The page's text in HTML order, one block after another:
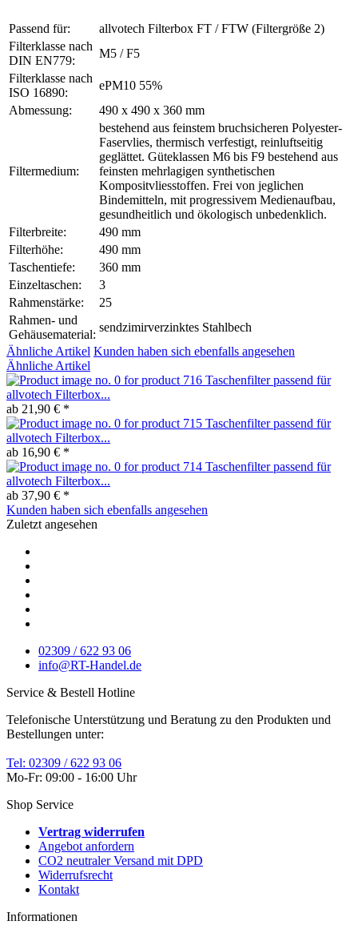
Passend für:
allvotech Filterbox FT / FTW (Filtergröße 2)
Filterklasse nach
DIN EN779:
M5 / F5
Filterklasse nach
ISO 16890:
ePM10 55%
Abmessung:
490 x 490 x 360 mm
Filtermedium:
bestehend aus feinstem bruchsicheren Polyester-
Faservlies, thermisch verfestigt, reinluftseitig
geglättet. Güteklassen M6 bis F9 bestehend aus
feinsten mehrlagigen synthetischen
Kompositvliesstoffen. Frei von jeglichen
Bindemitteln, mit progressivem Medienaufbau,
gesundheitlich und ökologisch unbedenklich.
Filterbreite:
490 mm
Filterhöhe:
490 mm
Taschentiefe:
360 mm
Einzeltaschen:
3
Rahmenstärke:
25
Rahmen- und
Gehäusematerial:
sendzimirverzinktes Stahlbech
Ähnliche Artikel Kunden haben sich ebenfalls angesehen
Ähnliche Artikel
Taschenfilter passend für
allvotech Filterbox...
ab 21,90 € *
Taschenfilter passend für
allvotech Filterbox...
ab 16,90 € *
Taschenfilter passend für
allvotech Filterbox...
ab 37,90 € *
Kunden haben sich ebenfalls angesehen
Zuletzt angesehen
02309 / 622 93 06
info@RT-Handel.de
Service & Bestell Hotline
Telefonische Unterstützung und Beratung zu den Produkten und
Bestellungen unter:
Tel: 02309 / 622 93 06
Mo-Fr: 09:00 - 16:00 Uhr
Shop Service
Vertrag widerrufen
Angebot anfordern
CO2 neutraler Versand mit DPD
Widerrufsrecht
Kontakt
Informationen